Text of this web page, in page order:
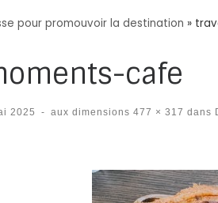
pour promouvoir la destination »
cafe
2025 - aux dimensions 477 × 317 dans